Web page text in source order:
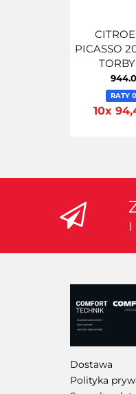
PICASSO
RATY
10x
Dostawa
Polityka